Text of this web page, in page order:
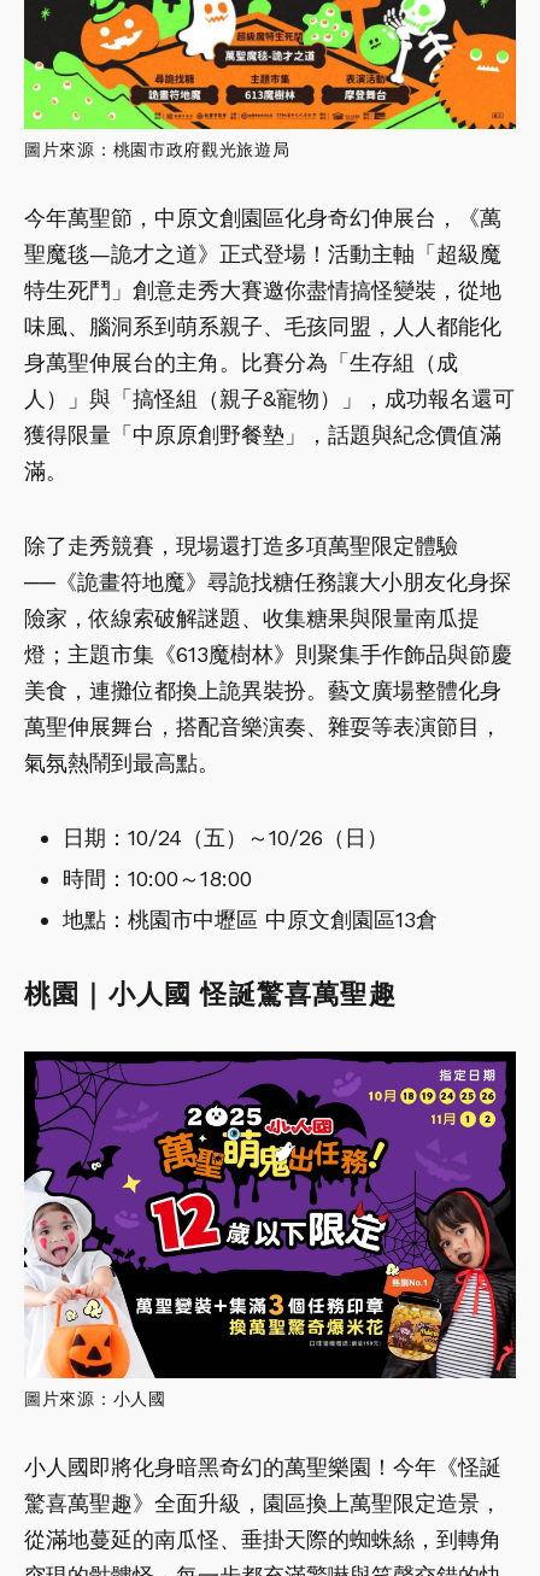
圖片來源：桃園市政府觀光旅遊局
今年萬聖節，中原文創園區化身奇幻伸展台，《萬
聖魔毯—詭才之道》正式登場！活動主軸「超級魔
特生死鬥」創意走秀大賽邀你盡情搞怪變裝，從地
味風、腦洞系到萌系親子、毛孩同盟，人人都能化
身萬聖伸展台的主角。比賽分為「生存組（成
人）」與「搞怪組（親子&寵物）」，成功報名還可
獲得限量「中原原創野餐墊」，話題與紀念價值滿
滿。
除了走秀競賽，現場還打造多項萬聖限定體驗
──《詭畫符地魔》尋詭找糖任務讓大小朋友化身探
險家，依線索破解謎題、收集糖果與限量南瓜提
燈；主題市集《613魔樹林》則聚集手作飾品與節慶
美食，連攤位都換上詭異裝扮。藝文廣場整體化身
萬聖伸展舞台，搭配音樂演奏、雜耍等表演節目，
氣氛熱鬧到最高點。
日期：10/24（五）～10/26（日）
時間：10:00～18:00
地點：桃園市中壢區 中原文創園區13倉
桃園｜小人國 怪誕驚喜萬聖趣
圖片來源：小人國
小人國即將化身暗黑奇幻的萬聖樂園！今年《怪誕
驚喜萬聖趣》全面升級，園區換上萬聖限定造景，
從滿地蔓延的南瓜怪、垂掛天際的蜘蛛絲，到轉角